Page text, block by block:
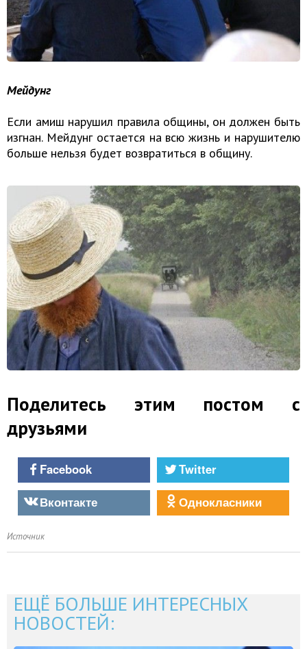
Мейдунг
Если амиш нарушил правила общины, он должен быть
изгнан. Мейдунг остается на всю жизнь и нарушителю
больше нельзя будет возвратиться в общину.
Поделитесь этим постом с
друзьями
Facebook
Twitter
Вконтакте
Однокласники
Источник
ЕЩЁ БОЛЬШЕ ИНТЕРЕСНЫХ
НОВОСТЕЙ: